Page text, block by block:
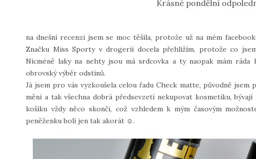
Krásné pondělní
na dnešní recenzi jsem se moc těšila, protože už na mém
Značku Miss Sporty v drogerii docela přehlížím, protože co
Nicméně laky na nehty jsou má srdcovka a ty naopak mám
obrovský výběr odstínů.
Já jsem pro vás vyzkoušela celou řadu Check matte, původně
mění a tak všechna dobrá předsevzetí nekupovat kosmetiku,
košíku vždy něco skonči, což vzhledem k mým časovým
peněženku bolí jen tak akorát ☺.